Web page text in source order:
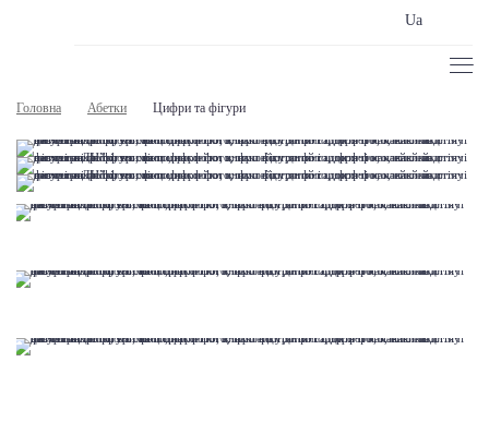
Ua
Головна Абетки Цифри та фігури